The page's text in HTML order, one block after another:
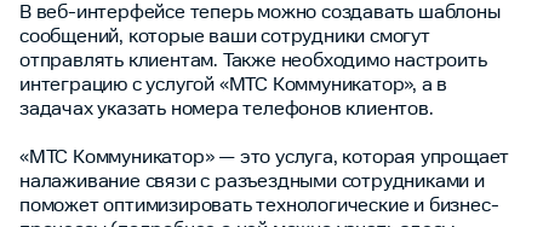
В веб-интерфейсе теперь можно создавать шаблоны
сообщений, которые ваши сотрудники смогут
отправлять клиентам. Также необходимо настроить
интеграцию с услугой «МТС Коммуникатор», а в
задачах указать номера телефонов клиентов.
«МТС Коммуникатор» — это услуга, которая упрощает
налаживание связи с разъездными сотрудниками и
поможет оптимизировать технологические и бизнес-